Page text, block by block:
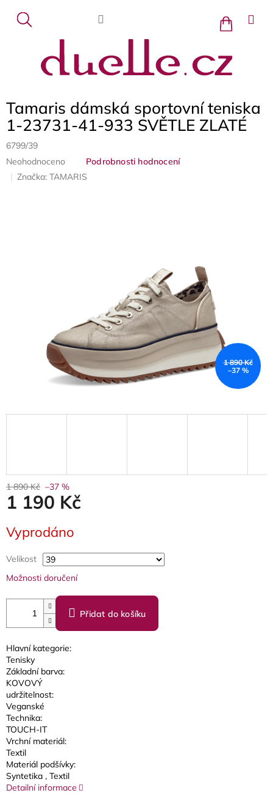
obsah
Nákupní
košík
Tamaris dámská sportovní teniska
1-23731-41-933 SVĚTLE ZLATÉ
6799/39
Průměrné
produktu
Neohodnoceno
Podrobnosti hodnocení
Značka: TAMARIS
1 890 Kč
–37 %
1 890 Kč –37 %
1 190 Kč
cena:
Vyprodáno
Velikost
Možnosti doručení
Přidat do košíku
Hlavní kategorie:
Tenisky
Základní barva:
KOVOVÝ
udržitelnost:
Veganské
Technika:
TOUCH-IT
Vrchní materiál:
Textil
Materiál podšívky:
Syntetika , Textil
Detailní informace